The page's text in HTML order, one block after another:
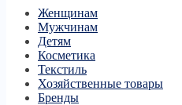
Женщинам
Мужчинам
Детям
Косметика
Текстиль
Хозяйственные товары
Бренды